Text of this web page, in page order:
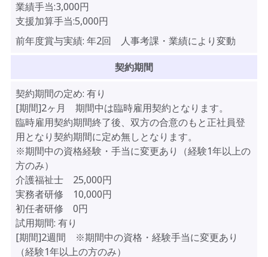
業績手当:3,000円
支援加算手当:5,000円
前年度賞与実績: 年2回 人事考課・業績により変動
契約期間
契約期間の定め: 有り
[期間]2ヶ月 期間中は臨時雇用契約となります。
臨時雇用契約期間終了後、双方の合意のもと正社員登
用となり契約期間に定め無しとなります。
※期間中の資格経験・手当に変更あり（経験1年以上の
方のみ）
介護福祉士 25,000円
実務者研修 10,000円
初任者研修 0円
試用期間: 有り
[期間]2週間 ※期間中の資格・経験手当に変更あり
（経験1年以上の方のみ）